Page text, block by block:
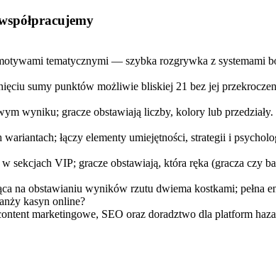
tematycznymi — szybka rozgrywka z systemami
sumy punktów możliwie bliskiej 21 bez jej
wyniku; gracze obstawiają liczby, kolory lub przedziały.
łączy elementy umiejętności, strategii i
sekcjach VIP; gracze obstawiają, która ręka (gracza czy
na obstawianiu wyników rzutu dwiema kostkami; pełna
kasyn online?
marketingowe, SEO oraz doradztwo dla platform